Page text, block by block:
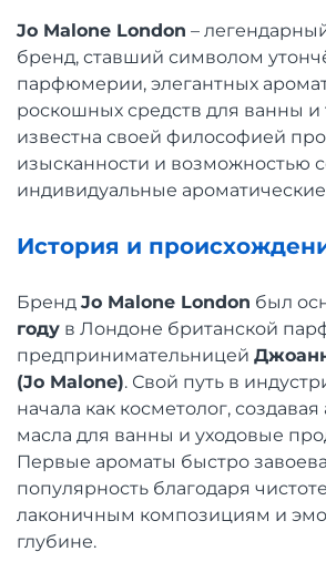
Jo Malone London –
бренд, ставший символом
парфюмерии, элегантных
роскошных средств для ванны и
известна своей философией
изысканности и возможностью
индивидуальные
История и
Бренд Jo Malone London был
году в Лондоне британской
предпринимательницей
(Jo Malone). Свой путь в
начала как косметолог,
масла для ванны и уходовые
Первые ароматы быстро
популярность благодаря
лаконичным композициям и
глубине.